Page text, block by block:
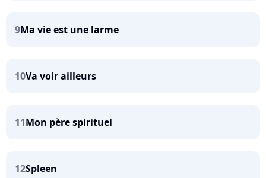
9Ma vie est une larme
10Va voir ailleurs
11Mon père spirituel
12Spleen